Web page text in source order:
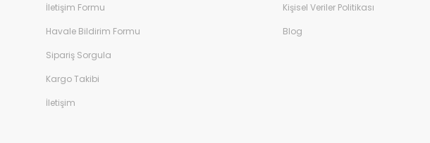
İletişim Formu
Havale Bildirim Formu
Sipariş Sorgula
Kargo Takibi
İletişim
Kişisel Veriler Politikası
Blog